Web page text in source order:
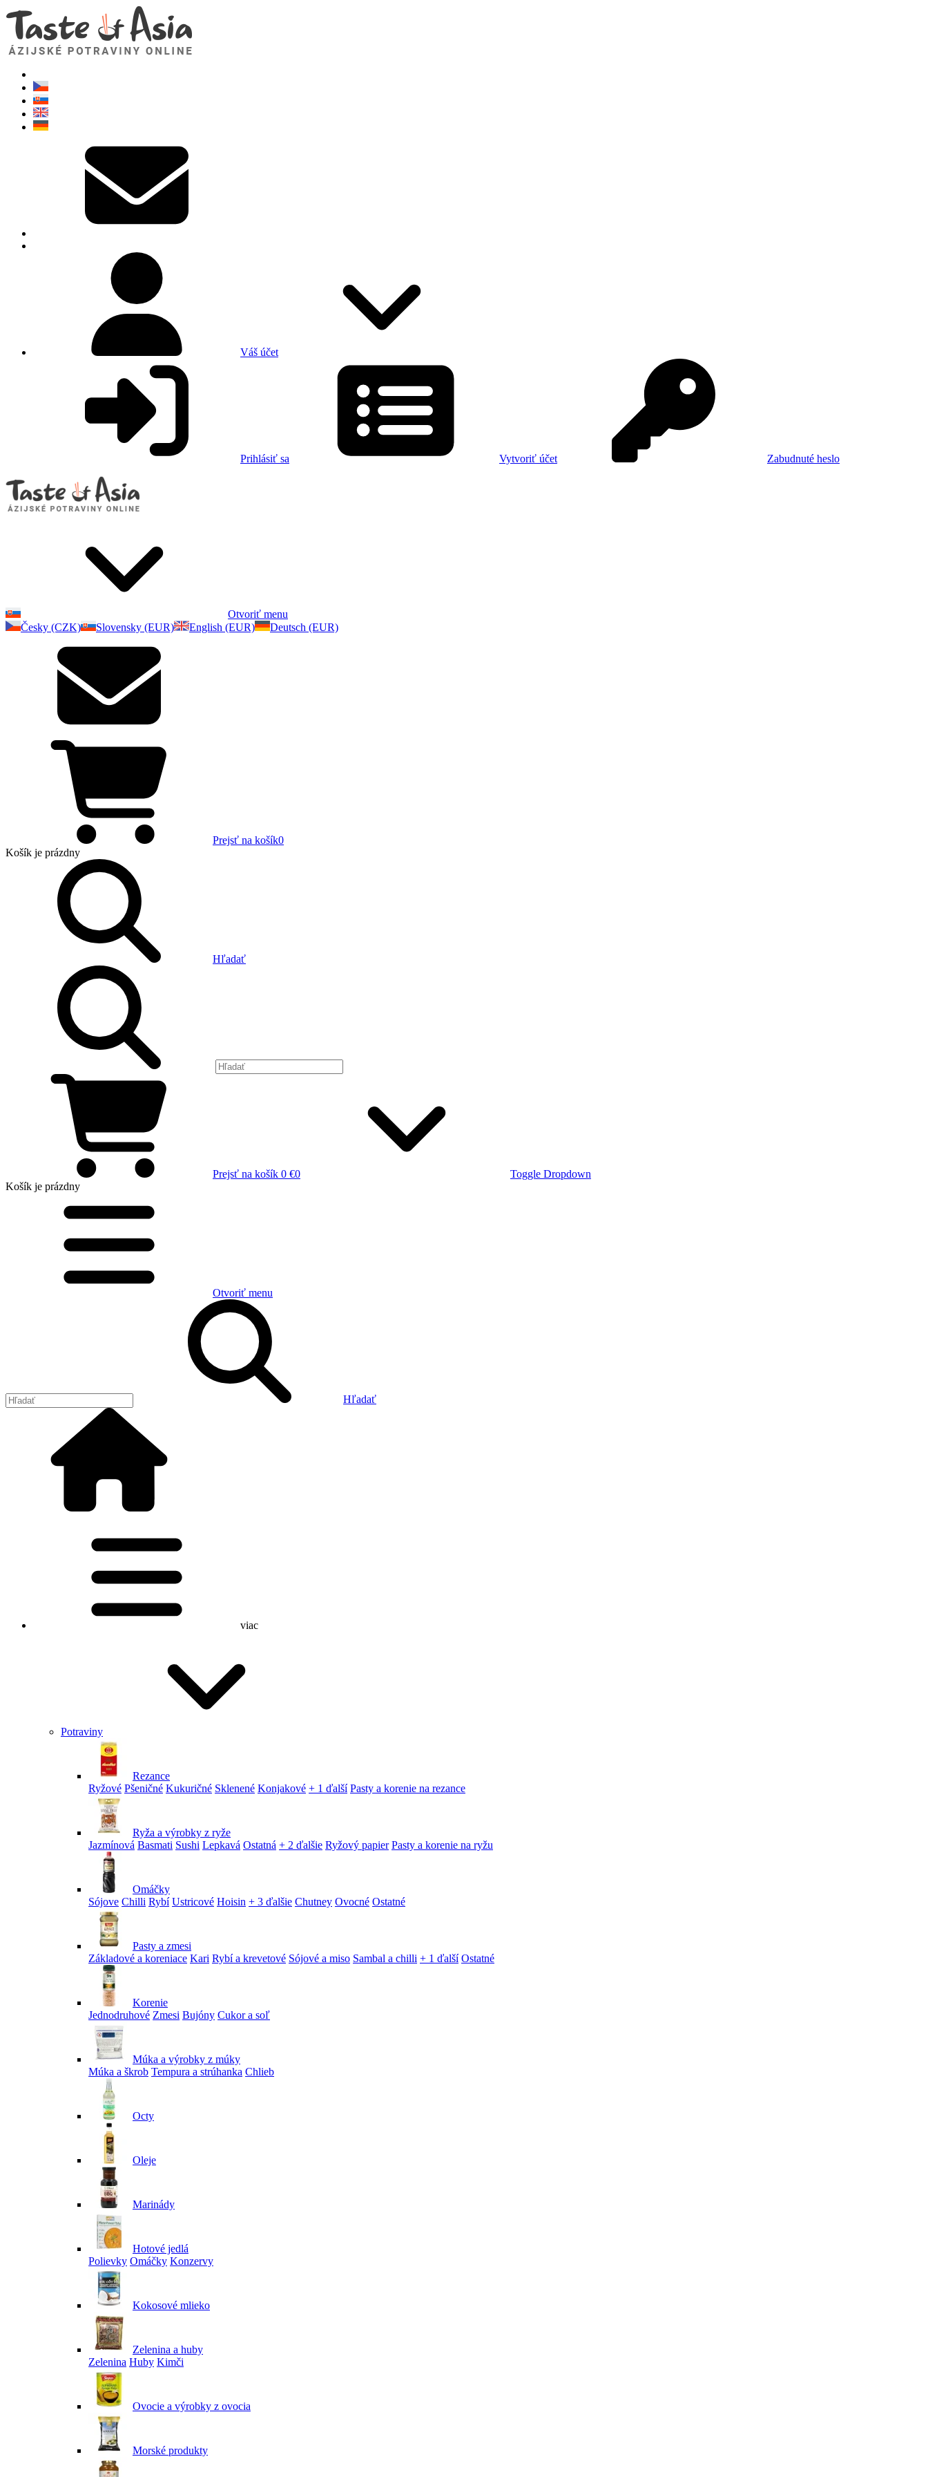
Váš účet
Prihlásiť sa Vytvoriť účet Zabudnuté heslo
Otvoriť menu
Česky (CZK)
Slovensky (EUR) English (EUR) Deutsch (EUR)
Prejsť na košík0
Košík je prázdny
Hľadať
Prejsť na košík 0 €0
Toggle Dropdown
Košík je prázdny
Otvoriť menu
Hľadať
viac
Potraviny
Rezance
Ryžové Pšeničné Kukuričné Sklenené Konjakové + 1 ďalší Pasty a korenie na rezance
Ryža a výrobky z ryže
Jazmínová Basmati Sushi Lepkavá Ostatná + 2 ďalšie Ryžový papier Pasty a korenie na ryžu
Omáčky
Sójove Chilli Rybí Ustricové Hoisin + 3 ďalšie Chutney Ovocné Ostatné
Pasty a zmesi
Základové a koreniace Kari Rybí a krevetové Sójové a miso Sambal a chilli + 1 ďalší Ostatné
Korenie
Jednodruhové Zmesi Bujóny Cukor a soľ
Múka a výrobky z múky
Múka a škrob Tempura a strúhanka Chlieb
Octy
Oleje
Marinády
Hotové jedlá
Polievky Omáčky Konzervy
Kokosové mlieko
Zelenina a huby
Zelenina Huby Kimči
Ovocie a výrobky z ovocia
Morské produkty